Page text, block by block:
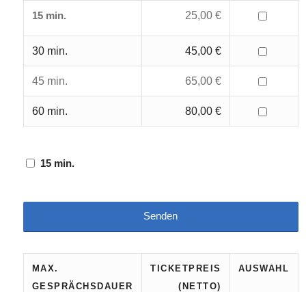
15 min. 25,00 €
30 min. 45,00 €
45 min. 65,00 €
60 min. 80,00 €
15 min.
MAX.
GESPRÄCHSDAUER
TICKETPREIS
(NETTO)
AUSWAHL